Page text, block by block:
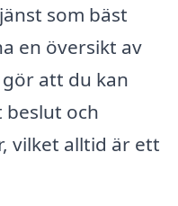
som bäst
en översikt av
att du kan
och
vilket alltid är ett